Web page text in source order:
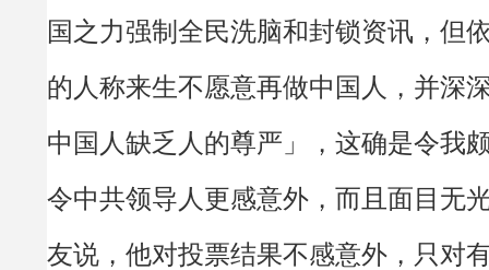
国之力强制全民洗脑和封锁资讯，但
的人称来生不愿意再做中国人，并深
中国人缺乏人的尊严」，这确是令我
令中共领导人更感意外，而且面目无
友说，他对投票结果不感意外，只对